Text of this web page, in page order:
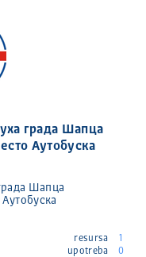
града Шапца
Аутобуска
Шапца
resursa
1
upotreba
0